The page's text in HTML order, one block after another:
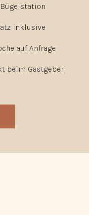
inklusive
auf Anfrage
beim Gastgeber